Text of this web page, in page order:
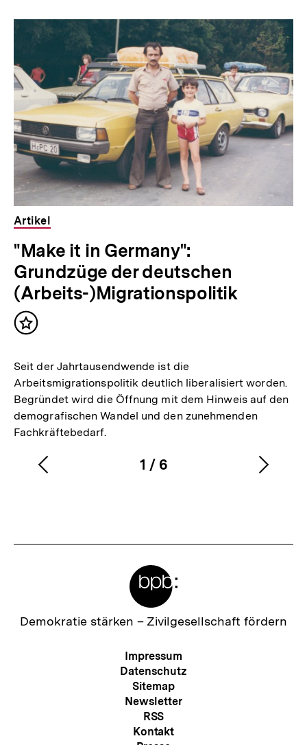
Inhaltskarousell
Inhalte
Inhaltskarussell
überspringen
Artikel
"Make it in Germany":
Grundzüge der deutschen
(Arbeits-)Migrationspolitik
Inhalt
Seit der Jahrtausendwende ist die
Arbeitsmigrationspolitik deutlich liberalisiert worden.
Begründet wird die Öffnung mit dem Hinweis auf den
demografischen Wandel und den zunehmenden
Fachkräftebedarf.
Karussellinhalt
1
von
/ 6
Vorherigen
Zur
Demokratie stärken – Zivilgesellschaft fördern
Meta-
Navigation
Impressum
Datenschutz
Sitemap
Newsletter
RSS
Kontakt